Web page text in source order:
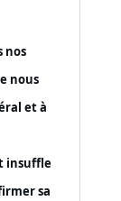
nos
nous
et à
insuffle
sa